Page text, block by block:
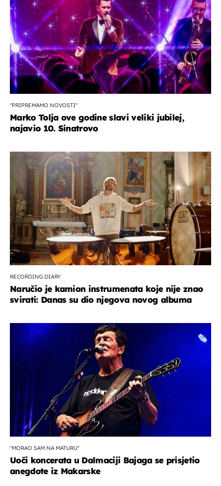
''PRIPREMAMO NOVOSTI''
Marko Tolja ove godine slavi veliki jubilej,
najavio 10. Sinatrovo
RECORDING DIARY
Naručio je kamion instrumenata koje nije znao
svirati: Danas su dio njegova novog albuma
''MORAO SAM NA MATURU''
Uoči koncerata u Dalmaciji Bajaga se prisjetio
anegdote iz Makarske